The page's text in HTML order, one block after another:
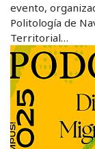
evento,
Politología de
Territorial…